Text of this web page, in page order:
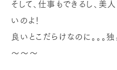
そして、仕事もできるし、美
いのよ！
良いとこだらけなのに。。。
～～～